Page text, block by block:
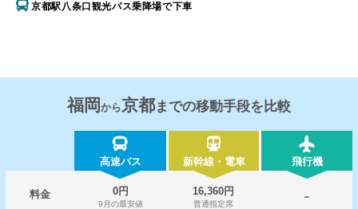
京都駅八条口観光バス乗降場で下車
福岡 から京都までの移動手段を比較
高速バス 新幹線・電車 飛行機
料金 0円
9月の最安値
16,360円
普通指定席
－